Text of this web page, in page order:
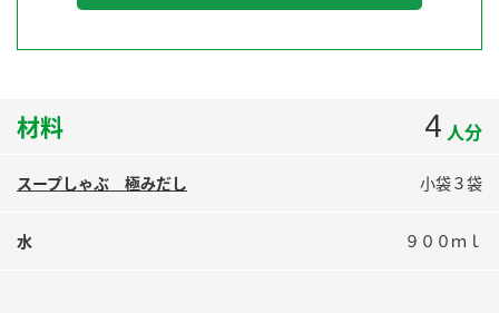
お酢を知ろう！
すしラボ
納豆の豆知識
ミツカン公式通販
材料 4 人分
スープしゃぶ 極みだし 小袋３袋
水 ９００ｍｌ